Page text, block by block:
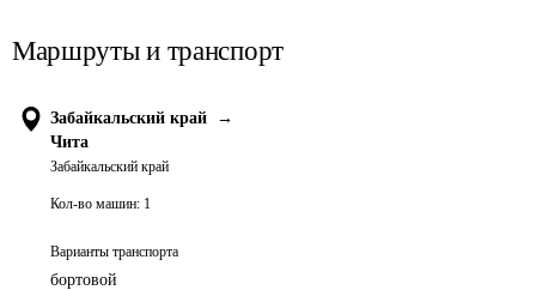
Маршруты и транспорт
Забайкальский край
→
Чита
Забайкальский край
Кол-во машин: 1
Варианты транспорта
бортовой